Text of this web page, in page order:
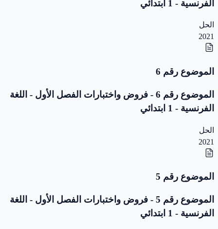
الفرنسية - 1 ابتدائي
الحل
2021
الموضوع رقم 6
الموضوع رقم 6 - فروض واختبارات الفصل الأول - اللغة
الفرنسية - 1 ابتدائي
الحل
2021
الموضوع رقم 5
الموضوع رقم 5 - فروض واختبارات الفصل الأول - اللغة
الفرنسية - 1 ابتدائي